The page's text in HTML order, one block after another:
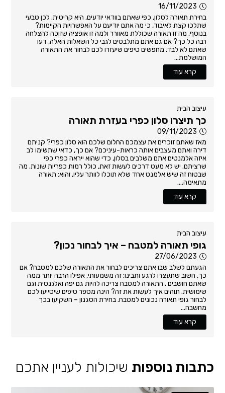
16/11/2023
בחירת תאורה לסלון, כפי שאתם בוודאי יודעים, היא קריטית. לכן טבעי
שתלכו קצת לאיבוד, כי מה אתם יודיעם על האפשרויות הקיימות?
בנוסף, מה זו תאורה שכוללת מאוורר ולמה זו אופציה שזוכה להצלחה
רבה כל כך? אם גם אתם מתלבטים לגבי כל השאלות האלה, דעו
שאתם לא לבד. מחפשים טיפים שיעזרו לכם לבחור את התאורה
המושלמת...
קרא עוד
עיצוב הבית
כך תיצרו סלון כפרי בעזרת תאורה
09/11/2023
מאז שאתם זוכרים את עצמכם החלום שלכם הוא סלון כפרי? קניתם
דירה ואתם מעצבים אותה כראות-עיניכם? אם כך, כדאי שתשימו לב
איזה אלמנטים אתם משלבים בסלון, כדי שהוא ייראה כפרי כפי
שרציתם. יש לא מעט דרכים לעשות זאת, כולל רמות כפריות שונות. מה
שבטוח זה שיש אלמנט אחד שלא תוכלו לוותר עליו, והוא: תאורה
מתאימה....
קרא עוד
עיצוב הבית
גופי תאורה למטבח – איך לבחור נכון?
27/06/2023
הגעתם לשלב שבו אתם צריכים לבחור את התאורה שלכם למטבח? אם
כך, חשוב שתעצרו לרגע ותבינו: זה משמעותי, אפילו הרבה יותר ממה
שאתם חושבים . התאורה למטבח צריכה להיות גם יפה ואלגנטית וגם
שימושית. תוהים איך לעשות את זה? הינה מספר טיפים שיסייעו לכם
לבחור גופי תאורה נכונים למטבח. בחירת הסגנון – השקיעו בכך
מחשבה...
קרא עוד
כתבות נוספות שיכולות לעניין אתכם